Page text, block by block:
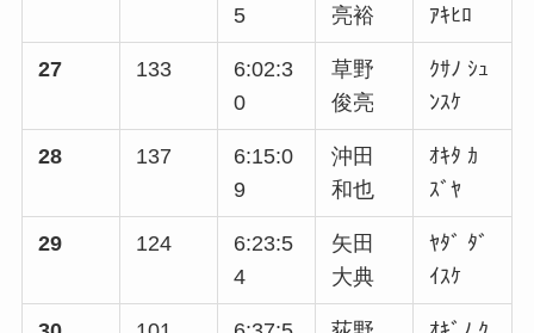
5
亮裕
ｱｷﾋﾛ
27 133
6:02:3
0
草野
俊亮
ｸｻﾉ ｼｭ
ﾝｽｹ
28 137
6:15:0
9
沖田
和也
ｵｷﾀ ｶ
ｽﾞﾔ
29 124
6:23:5
4
矢田
大典
ﾔﾀﾞ ﾀﾞ
ｲｽｹ